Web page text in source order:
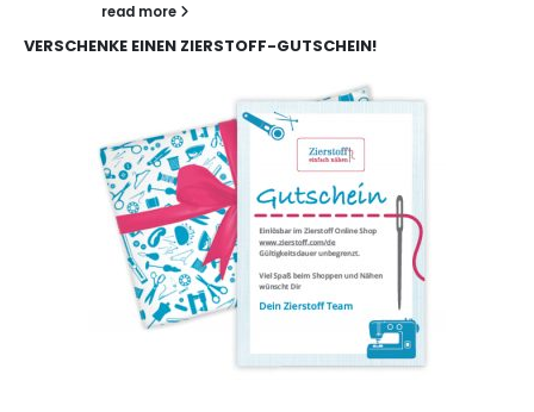
read more
VERSCHENKE EINEN ZIERSTOFF-GUTSCHEIN!